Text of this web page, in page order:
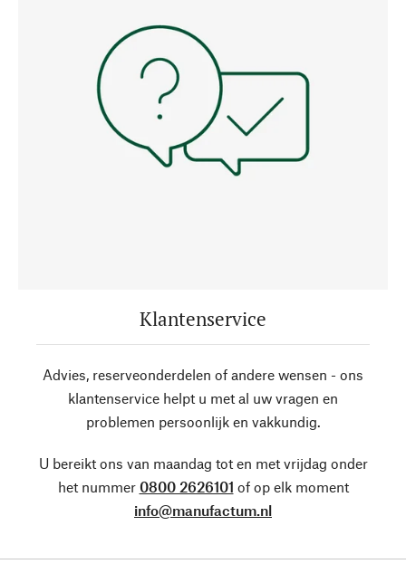
Klantenservice
Advies, reserveonderdelen of andere wensen - ons
klantenservice helpt u met al uw vragen en
problemen persoonlijk en vakkundig.
U bereikt ons van maandag tot en met vrijdag onder
het nummer 0800 2626101 of op elk moment
info@manufactum.nl